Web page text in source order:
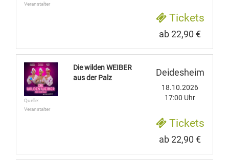
Veranstalter
Tickets
ab 22,90 €
Quelle:
Veranstalter
Die wilden WEIBER
aus der Palz
Deidesheim
18.10.2026
17:00 Uhr
Tickets
ab 22,90 €